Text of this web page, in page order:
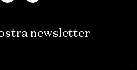
newsletter